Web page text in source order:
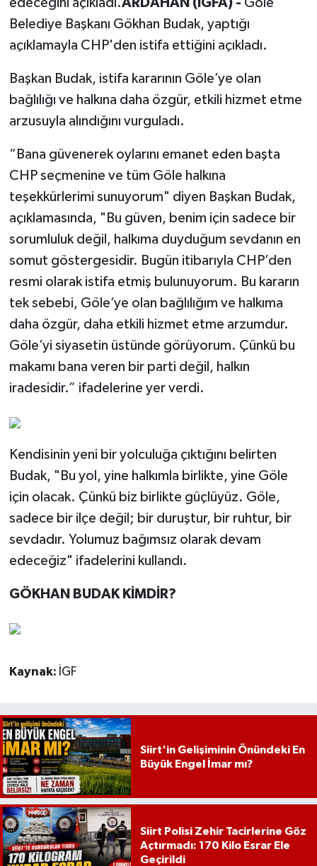
edeceğini açıkladı.ARDAHAN (İGFA) - Göle
Belediye Başkanı Gökhan Budak, yaptığı
açıklamayla CHP'den istifa ettiğini açıkladı.
Başkan Budak, istifa kararının Göle’ye olan
bağlılığı ve halkına daha özgür, etkili hizmet etme
arzusuyla alındığını vurguladı.
“Bana güvenerek oylarını emanet eden başta
CHP seçmenine ve tüm Göle halkına
teşekkürlerimi sunuyorum" diyen Başkan Budak,
açıklamasında, "Bu güven, benim için sadece bir
sorumluluk değil, halkıma duyduğum sevdanın en
somut göstergesidir. Bugün itibarıyla CHP’den
resmi olarak istifa etmiş bulunuyorum. Bu kararın
tek sebebi, Göle’ye olan bağlılığım ve halkıma
daha özgür, daha etkili hizmet etme arzumdur.
Göle’yi siyasetin üstünde görüyorum. Çünkü bu
makamı bana veren bir parti değil, halkın
iradesidir.” ifadelerine yer verdi.
Kendisinin yeni bir yolculuğa çıktığını belirten
Budak, "Bu yol, yine halkımla birlikte, yine Göle
için olacak. Çünkü biz birlikte güçlüyüz. Göle,
sadece bir ilçe değil; bir duruştur, bir ruhtur, bir
sevdadır. Yolumuz bağımsız olarak devam
edeceğiz" ifadelerini kullandı.
GÖKHAN BUDAK KİMDİR?
Kaynak: İGF
Siirt'in Gelişiminin Önündeki En
Büyük Engel İmar mı?
Siirt Polisi Zehir Tacirlerine Göz
Açtırmadı: 170 Kilo Esrar Ele
Geçirildi